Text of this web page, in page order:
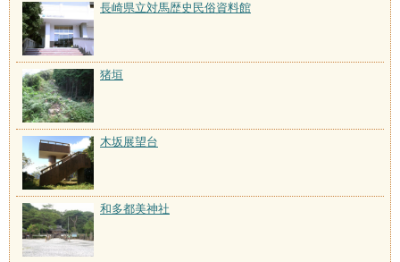
長崎県立対馬歴史民俗資料館
猪垣
木坂展望台
和多都美神社